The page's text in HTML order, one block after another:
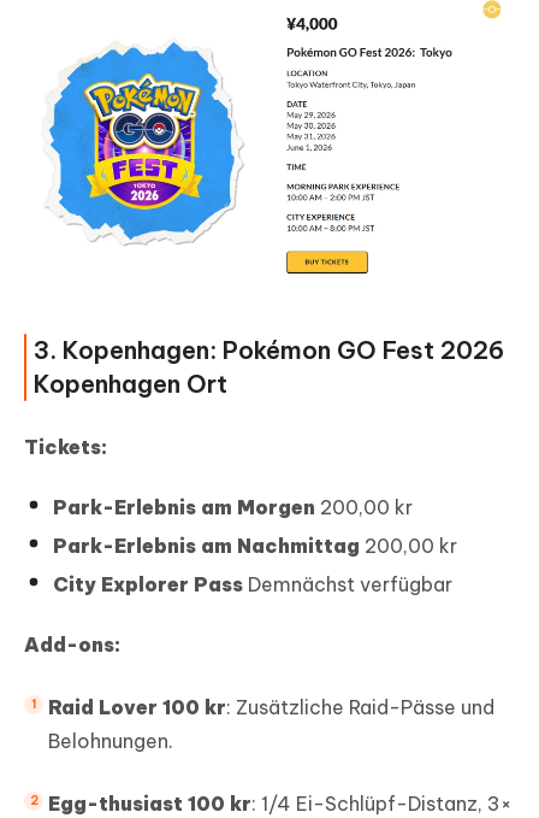
3. Kopenhagen: Pokémon GO Fest 2026
Kopenhagen Ort
Tickets:
Park-Erlebnis am Morgen 200,00 kr
Park-Erlebnis am Nachmittag 200,00 kr
City Explorer Pass Demnächst verfügbar
Add-ons:
Raid Lover 100 kr: Zusätzliche Raid-Pässe und
Belohnungen.
Egg-thusiast 100 kr: 1/4 Ei-Schlüpf-Distanz, 3×